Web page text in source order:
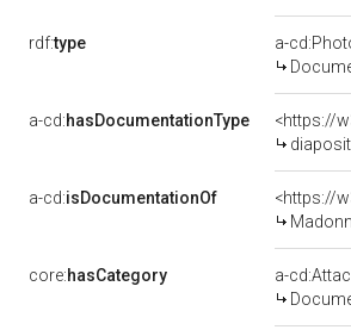
rdf:type
a-
a-cd:hasDocumentationType
<https://
a-cd:isDocumentationOf
<https://
core:hasCategory
a-